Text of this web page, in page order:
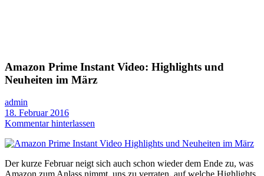
Amazon Prime Instant Video: Highlights und
Neuheiten im März
admin
18. Februar 2016
Kommentar hinterlassen
Der kurze Februar neigt sich auch schon wieder dem Ende zu, was